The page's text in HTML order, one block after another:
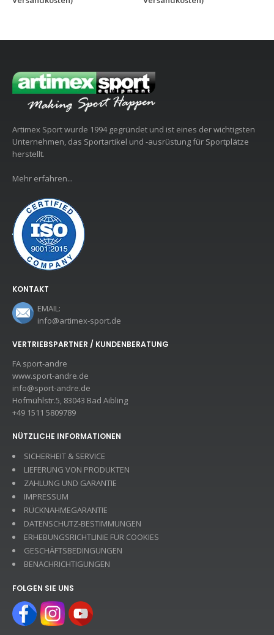
Artimex Sport wurde 1994 gegründet und ist eines der wichtigsten
Unternehmen, das Sportartikel und -ausrüstung für Sportplätze
herstellt.
Mehr erfahren...
KONTAKT
EMAIL:
info@artimex-sport.de
VERTRIEBSPARTNER / KUNDENBERATUNG
FA sport-andre
www.sport-andre.de
info@sport-andre.de
Hofmühlstr.5, 83043 Bad Aibling
+49 1511 5809789
NÜTZLICHE INFORMATIONEN
SICHERHEIT & SERVICE
LIEFERUNG VON PRODUKTEN
ZAHLUNG UND GARANTIE
IMPRESSUM
RÜCKNAHMEGARANTIE
DATENSCHUTZ-BESTIMMUNGEN
ERHEBUNGSRICHTLINIE FÜR COOKIES
GESCHÄFTSBEDINGUNGEN
BENACHRICHTIGUNGEN
FOLGEN SIE UNS